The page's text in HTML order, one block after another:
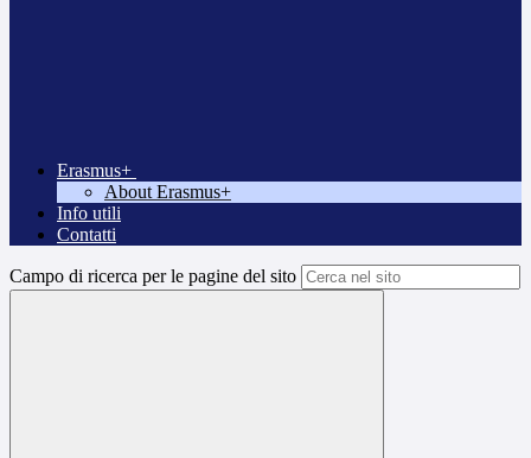
Erasmus+
About Erasmus+
Info utili
Contatti
Campo di ricerca per le pagine del sito